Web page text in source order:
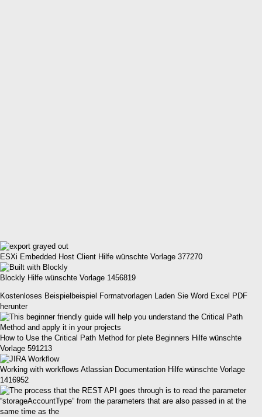
ESXi Embedded Host Client Hilfe wünschte Vorlage 377270
Blockly Hilfe wünschte Vorlage 1456819
Kostenloses Beispielbeispiel Formatvorlagen Laden Sie Word Excel PDF
herunter
How to Use the Critical Path Method for plete Beginners Hilfe wünschte
Vorlage 591213
Working with workflows Atlassian Documentation Hilfe wünschte Vorlage
1416952